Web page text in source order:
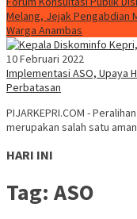
Melang, Jejak Pengabdian
Warga Anambas
10 Februari 2022
Implementasi ASO, Upaya
Perbatasan
PIJARKEPRI.COM -
merupakan salah satu
HARI INI
Tag: ASO